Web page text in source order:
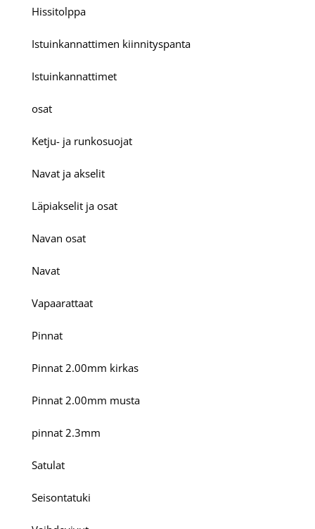
Hissitolppa
Istuinkannattimen kiinnityspanta
Istuinkannattimet
osat
Ketju- ja runkosuojat
Navat ja akselit
Läpiakselit ja osat
Navan osat
Navat
Vapaarattaat
Pinnat
Pinnat 2.00mm kirkas
Pinnat 2.00mm musta
pinnat 2.3mm
Satulat
Seisontatuki